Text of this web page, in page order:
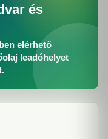
és
elérhető
leadóhelyet